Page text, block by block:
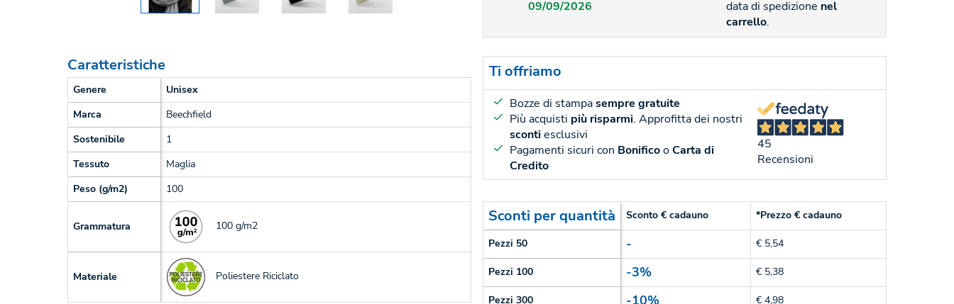
09/09/2026
data di spedizione nel
carrello.
Caratteristiche
Genere
Unisex
Marca
Beechfield
Sostenibile
1
Tessuto
Maglia
Peso (g/m2)
100
Grammatura 100 g/m2
Materiale Poliestere Riciclato
Ti offriamo
Bozze di stampasempre gratuite
Più acquisti più risparmi. Approfitta dei nostri
scontiesclusivi
Pagamenti sicuri con BonificooCarta di
Credito
45
Recensioni
Sconti per quantità Sconto € cadauno *Prezzo € cadauno
Pezzi 50 - € 5,54
Pezzi 100 -3% € 5,38
Pezzi 300 -10% € 4,98